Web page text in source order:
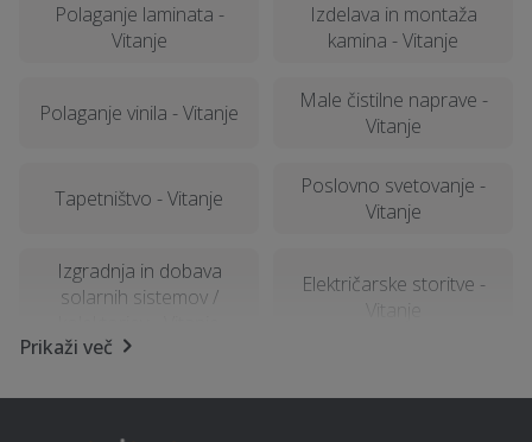
Polaganje laminata -
Vitanje
Izdelava in montaža
kamina - Vitanje
Polaganje vinila - Vitanje
Male čistilne naprave -
Vitanje
Tapetništvo - Vitanje
Poslovno svetovanje -
Vitanje
Izgradnja in dobava
solarnih sistemov /
Električarske storitve -
Vitanje
Prikaži več